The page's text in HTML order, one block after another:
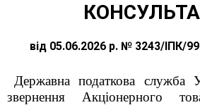
від 05.06.2026 р. № 3243/ІПК/
Державна податкова служба
звернення Акціонерного